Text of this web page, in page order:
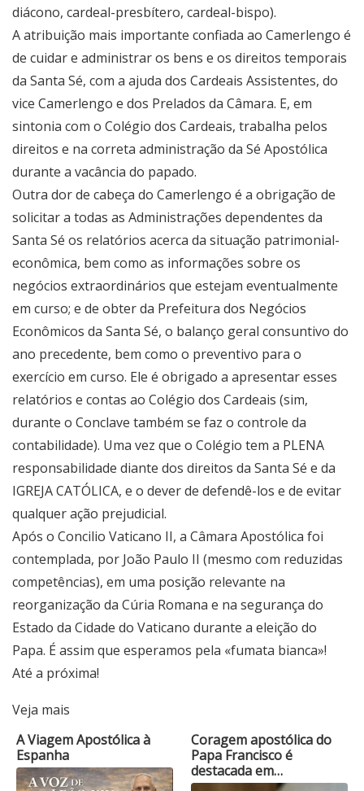
diácono, cardeal-presbítero, cardeal-bispo).
A atribuição mais importante confiada ao Camerlengo é
de cuidar e administrar os bens e os direitos temporais
da Santa Sé, com a ajuda dos Cardeais Assistentes, do
vice Camerlengo e dos Prelados da Câmara. E, em
sintonia com o Colégio dos Cardeais, trabalha pelos
direitos e na correta administração da Sé Apostólica
durante a vacância do papado.
Outra dor de cabeça do Camerlengo é a obrigação de
solicitar a todas as Administrações dependentes da
Santa Sé os relatórios acerca da situação patrimonial-
econômica, bem como as informações sobre os
negócios extraordinários que estejam eventualmente
em curso; e de obter da Prefeitura dos Negócios
Econômicos da Santa Sé, o balanço geral consuntivo do
ano precedente, bem como o preventivo para o
exercício em curso. Ele é obrigado a apresentar esses
relatórios e contas ao Colégio dos Cardeais (sim,
durante o Conclave também se faz o controle da
contabilidade). Uma vez que o Colégio tem a PLENA
responsabilidade diante dos direitos da Santa Sé e da
IGREJA CATÓLICA, e o dever de defendê-los e de evitar
qualquer ação prejudicial.
Após o Concilio Vaticano II, a Câmara Apostólica foi
contemplada, por João Paulo II (mesmo com reduzidas
competências), em uma posição relevante na
reorganização da Cúria Romana e na segurança do
Estado da Cidade do Vaticano durante a eleição do
Papa. É assim que esperamos pela «fumata bianca»!
Até a próxima!
Veja mais
A Viagem Apostólica à
Espanha
Coragem apostólica do
Papa Francisco é
destacada em…